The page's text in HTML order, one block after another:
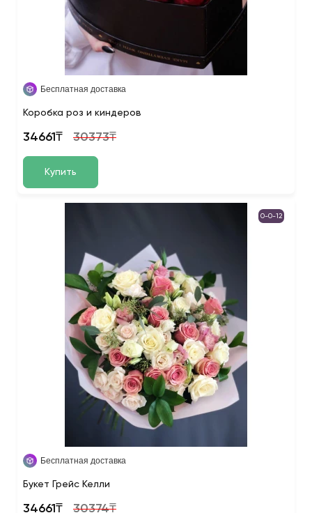
Бесплатная доставка
Коробка роз и киндеров
34661₸ 30373₸
Купить
0-0-12
Бесплатная доставка
Букет Грейс Келли
34661₸ 30374₸